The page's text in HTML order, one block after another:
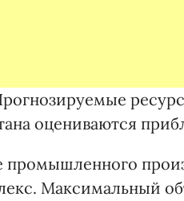
оцениваются
Максимальный